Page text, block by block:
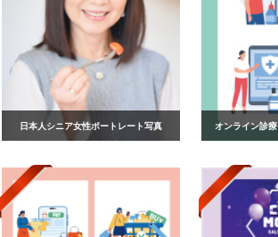
日本人シニア女性ポートレート写真 オンライン診